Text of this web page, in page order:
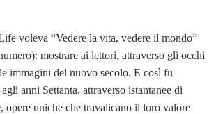
voleva “Vedere la vita, vedere il mondo”
mostrare ai lettori, attraverso gli occhi
immagini del nuovo secolo. E così fu
anni Settanta, attraverso istantanee di
opere uniche che travalicano il loro valore